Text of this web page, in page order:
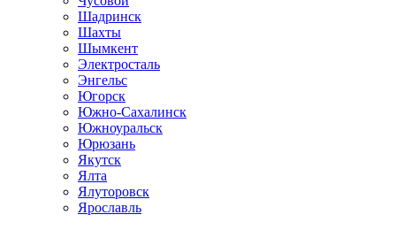
Шадринск
Шахты
Шымкент
Электросталь
Энгельс
Югорск
Южно-Сахалинск
Южноуральск
Юрюзань
Якутск
Ялта
Ялуторовск
Ярославль